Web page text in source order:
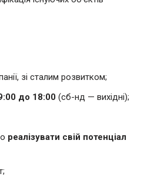
зі сталим розвитком;
до 18:00 (сб-нд — вихідні);
реалізувати свій потенціал